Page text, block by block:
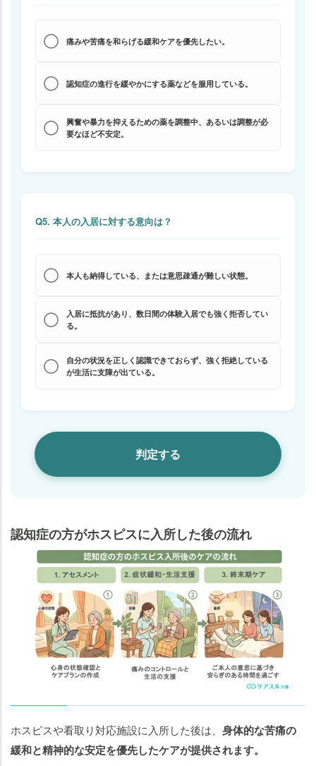
痛みや苦痛を和らげる緩和ケアを優先したい。
認知症の進行を緩やかにする薬などを服用している。
興奮や暴力を抑えるための薬を調整中、あるいは調整が必
要なほど不安定。
Q5. 本人の入居に対する意向は？
本人も納得している、または意思疎通が難しい状態。
入居に抵抗があり、数日間の体験入居でも強く拒否してい
る。
自分の状況を正しく認識できておらず、強く拒絶している
が生活に支障が出ている。
判定する
認知症の方がホスピスに入所した後の流れ
ホスピスや看取り対応施設に入所した後は、 身体的な苦痛の
緩和と精神的な安定を優先したケアが提供されます。